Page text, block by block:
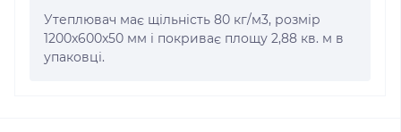
Утеплювач має щільність 80 кг/м3, розмір
1200x600x50 мм і покриває площу 2,88 кв. м в
упаковці.